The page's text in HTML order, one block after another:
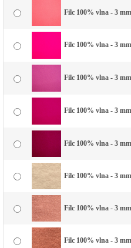
Filc 100% vlna - 3
Filc 100% vlna - 3
Filc 100% vlna - 3
Filc 100% vlna - 3
Filc 100% vlna - 3
Filc 100% vlna - 3
Filc 100% vlna - 3
Filc 100% vlna - 3